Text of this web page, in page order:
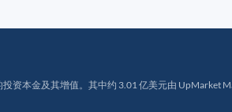
资本金及其增值。其中约 3.01 亿美元由 UpMarket